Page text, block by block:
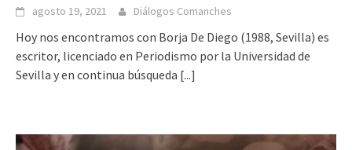
agosto 19, 2021 Diálogos Comanches
Hoy nos encontramos con Borja De Diego (1988, Sevilla) es
escritor, licenciado en Periodismo por la Universidad de
Sevilla y en continua búsqueda [...]